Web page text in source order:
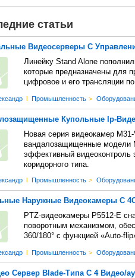
статьи
Видеосерверы С
Линейку Stand Alone
которые предназначены для
цифровое и его трансляции
l Промышленность >
Купольные Ip-
Новая серия видеокамер
вандалозащищенные модели
эффективный видеоконтроль
коридорного типа.
l Промышленность >
Наружные Видеокамеры С
PTZ-видеокамеры P5512-E
поворотным механизмом,
360/180° с функцией «Auto-
l Промышленность >
Сервер Blade-Типа С 4 Видео/